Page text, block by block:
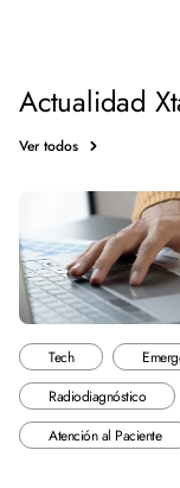
Actualidad
Ver todos
Tech
Radiodiagnóstico
Atención al Paciente